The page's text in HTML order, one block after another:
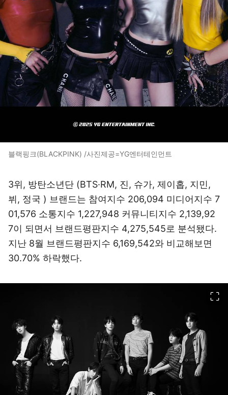
블랙핑크(BLACKPINK) /사진제공=YG엔터테인먼트
3위, 방탄소년단 (BTS·RM, 진, 슈가, 제이홉, 지민,
뷔, 정국 ) 브랜드는 참여지수 206,094 미디어지수 7
01,576 소통지수 1,227,948 커뮤니티지수 2,139,92
7이 되면서 브랜드평판지수 4,275,545로 분석됐다.
지난 8월 브랜드평판지수 6,169,542와 비교해보면
30.70% 하락했다.